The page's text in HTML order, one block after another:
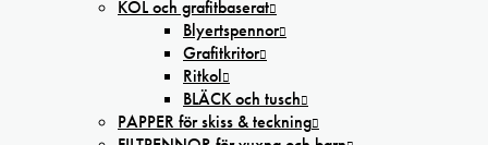
KOL och grafitbaserat
Blyertspennor
Grafitkritor
Ritkol
BLÄCK och tusch
PAPPER för skiss & teckning